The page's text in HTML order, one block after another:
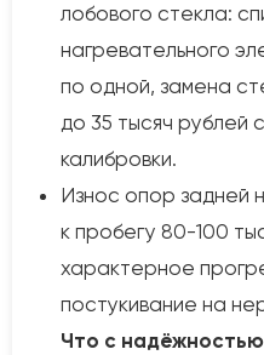
лобового стекла:
нагревательного
по одной, замена
до 35 тысяч рублей
калибровки.
Износ опор задней
к пробегу 80-100
характерное
постукивание на
Что с